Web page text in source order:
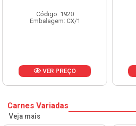
Código: 13751
Embalagem: CX/1
VER PREÇO
Carnes Variadas
Veja mais